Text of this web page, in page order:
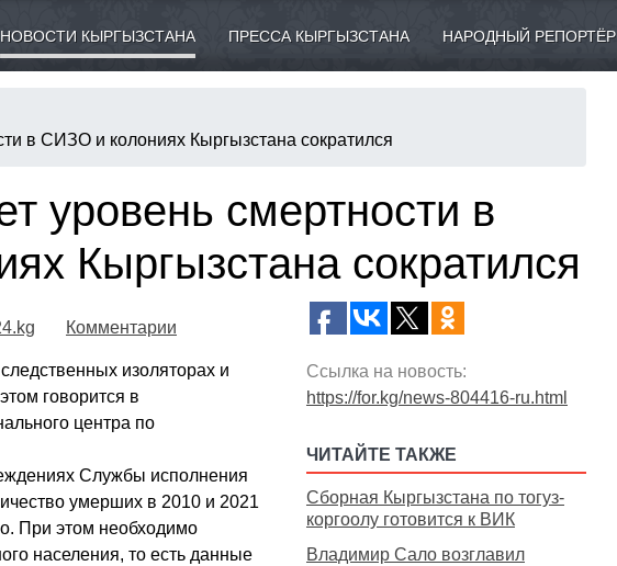
НОВОСТИ КЫРГЫЗСТАНА ПРЕССА КЫРГЫЗСТАНА НАРОДНЫЙ РЕПОРТЁР
в СИЗО и колониях Кыргызстана сократился
уровень смертности в
Кыргызстана сократился
Комментарии
изоляторах и
говорится в
центра по
Службы исполнения
умерших в 2010 и 2021
При этом необходимо
населения, то есть данные
Ссылка на новость:
https://for.kg/news-804416-ru.html
ЧИТАЙТЕ ТАКЖЕ
Сборная Кыргызстана по тогуз-
коргоолу готовится к ВИК
Владимир Сало возглавил